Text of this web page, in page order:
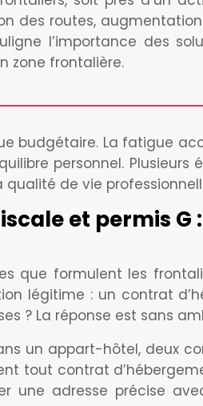
des routes,
l’importance des
zone frontalière.
budgétaire. La fatigue
personnel.
de vie
et permis
que formulent les
légitime : un contrat
? La réponse est sans
un appart-hôtel, deux
tout contrat
une adresse précise